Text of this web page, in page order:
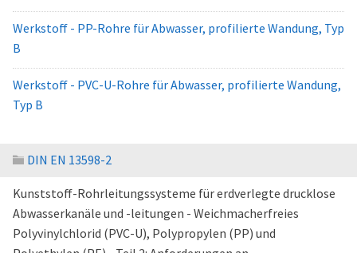
Werkstoff - PP-Rohre für Abwasser, profilierte Wandung, Typ
B
Werkstoff - PVC-U-Rohre für Abwasser, profilierte Wandung,
Typ B
DIN EN 13598-2
Kunststoff-Rohrleitungssysteme für erdverlegte drucklose
Abwasserkanäle und -leitungen - Weichmacherfreies
Polyvinylchlorid (PVC-U), Polypropylen (PP) und